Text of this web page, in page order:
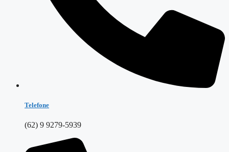
Telefone
(62) 9 9279-5939